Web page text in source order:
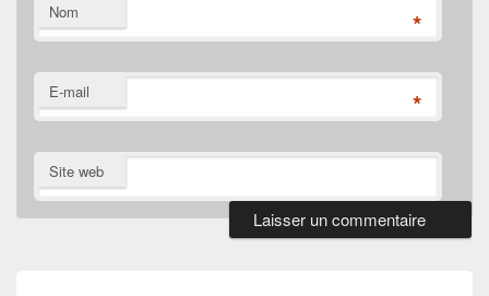
Nom *
E-mail *
Site web